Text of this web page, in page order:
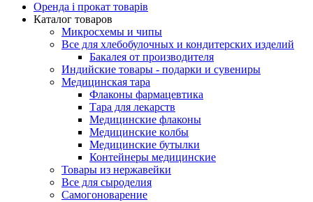
Оренда і прокат товарів
Каталог товаров
Микросхемы и чипы
Все для хлебобулочных и кондитерских изделий
Бакалея от производителя
Индийские товары - подарки и сувениры
Медицинская тара
Флаконы фармацевтика
Тара для лекарств
Медицинские флаконы
Медицинские колбы
Медицинские бутылки
Контейнеры медицинские
Товары из нержавейки
Все для сыроделия
Самогоноварение